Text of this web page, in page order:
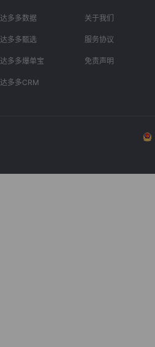
达多多数据
达多多甄选
达多多爆单宝
达多多CRM
关于我们
服务协议
免责声明